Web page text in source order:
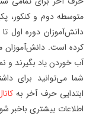
متوسطه دوم و کنکور،
دانش‌آموزان دوره اول
کرده است. دانش‌آموزان
آب خوردن یاد بگیرند و
شما می‌توانید برای
ابتدایی حرف آخر به
اطلاعات بیشتری باخبر